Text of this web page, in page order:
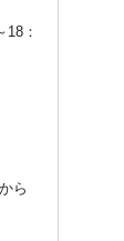
、
更
卒
：
ら